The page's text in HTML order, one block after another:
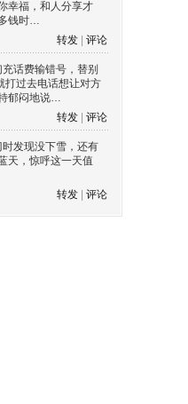
幸福，和人分享才
钱时…
转发
评论
充话费输错号，替别
打过去电话想让对方
郁闷地说…
转发
评论
时发现没下雪，还有
天，惊呼这一天值
转发
评论